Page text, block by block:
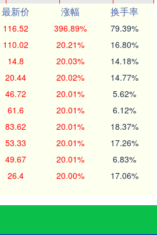
最新价 涨幅
换手率
116.52 396.89% 79.39%
110.02 20.21% 16.80%
14.8 20.03% 14.18%
20.44 20.02% 14.77%
46.72 20.01% 5.62%
61.6 20.01% 6.12%
83.62 20.01% 18.37%
53.33 20.01% 17.26%
49.67 20.01% 6.83%
26.4 20.00% 17.06%